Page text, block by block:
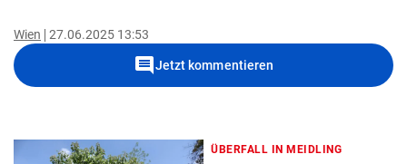
Wien 27.06.2025 13:53
commentJetzt kommentieren
ÜBERFALL IN MEIDLING